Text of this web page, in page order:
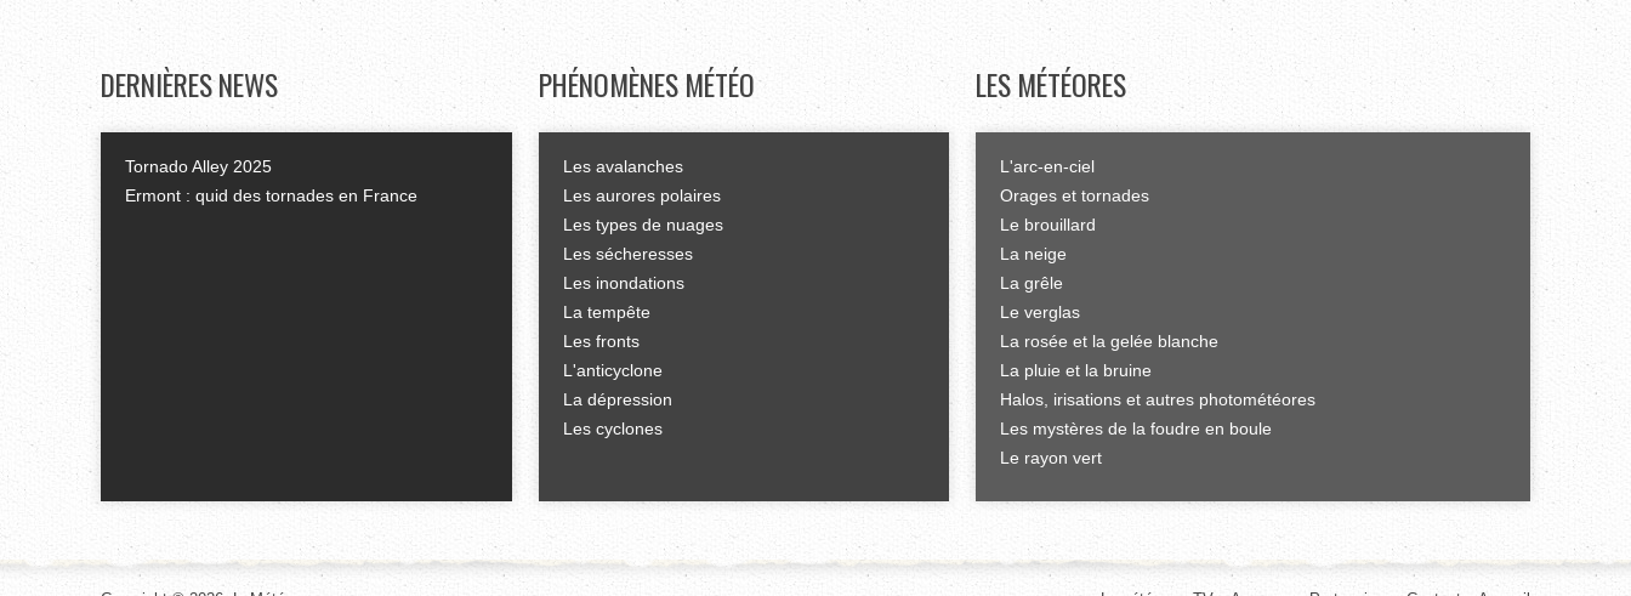
DERNIÈRESNEWS
Tornado Alley 2025
Ermont : quid des tornades en France
PHÉNOMÈNES MÉTÉO
Les avalanches
Les aurores polaires
Les types de nuages
Les sécheresses
Les inondations
La tempête
Les fronts
L'anticyclone
La dépression
Les cyclones
LES MÉTÉORES
L'arc-en-ciel
Orages et tornades
Le brouillard
La neige
La grêle
Le verglas
La rosée et la gelée blanche
La pluie et la bruine
Halos, irisations et autres photométéores
Les mystères de la foudre en boule
Le rayon vert